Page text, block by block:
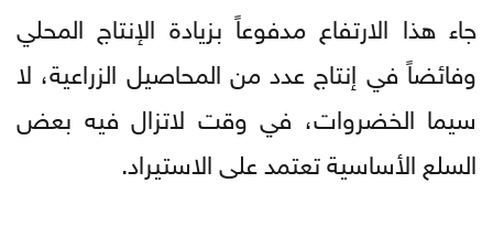
جاء هذا الارتفاع مدفوعاً بزيادة الإنتاج المحلي
وفائضاً في إنتاج عدد من المحاصيل الزراعية، لا
سيما الخضروات، في وقت لاتزال فيه بعض
السلع الأساسية تعتمد على الاستيراد.